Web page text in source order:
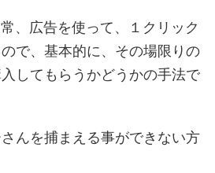
、広告を使って、１クリック
で、基本的に、その場限りの
してもらうかどうかの手法で
んを捕まえる事ができない方